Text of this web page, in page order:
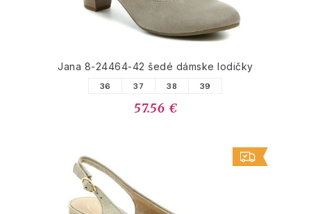
Jana 8-24464-42 šedé dámske lodičky
36 37 38 39
57.56 €